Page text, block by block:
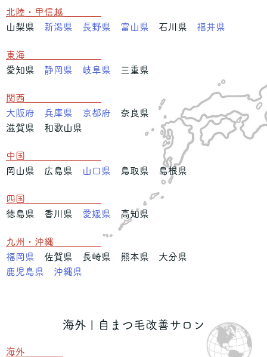
北陸・甲信越
山梨県 新潟県 長野県 富山県 石川県 福井県
東海
愛知県 静岡県 岐阜県 三重県
関西
大阪府
兵庫県 京都府 奈良県
滋賀県 和歌山県
中国
岡山県 広島県
山口県 鳥取県 島根県
四国
徳島県 香川県 愛媛県 高知県
九州・沖縄
福岡県 佐賀県 長崎県 熊本県 大分県
鹿児島県
沖縄県
海外 | 自まつ毛改善サロン
海外